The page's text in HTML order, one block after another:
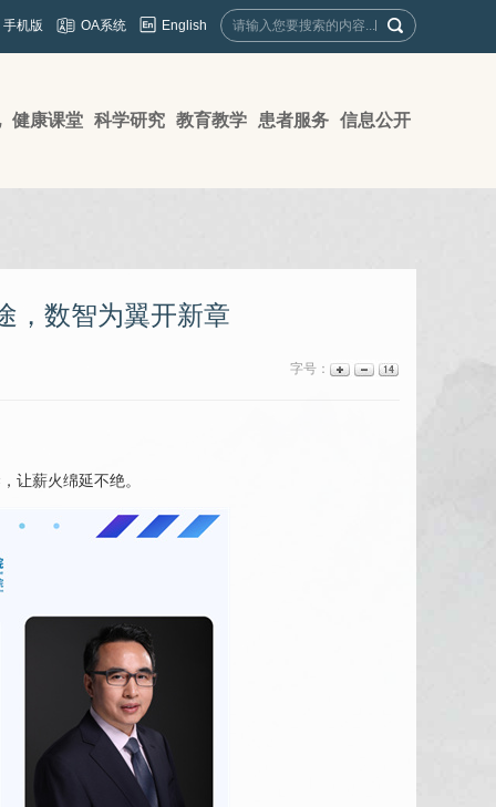
手机版 OA系统 English
健康课堂 科学研究 教育教学 患者服务 信息公开
，数智为翼开新章
字号：
让薪火绵延不绝。